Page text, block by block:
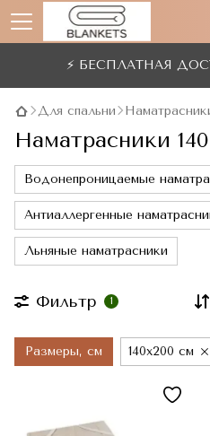
⚡ БЕСПЛАТНАЯ
Для спальни
Наматрасники
Водонепроницаемые
Антиаллергенные
Льняные наматрасники
Фильтр 1
Размеры, см 140x200 см